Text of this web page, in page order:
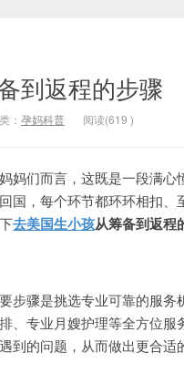
到返程的步骤
： 孕妈科普 阅读(619 )
妈们而言，这既是一段满
国，每个环节都环环相扣
去美国生小孩从筹备到返程
骤是挑选专业可靠的服务
、专业月嫂护理等全方位
到的问题，从而做出更合